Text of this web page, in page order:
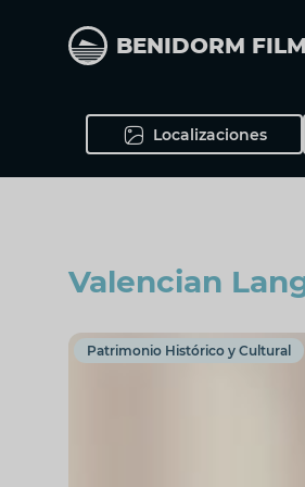
contenido
BENIDORM
Localizaciones
Valencian
Patrimonio Histórico y Cultural